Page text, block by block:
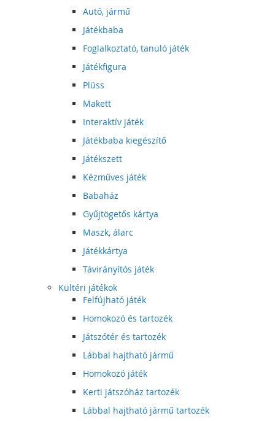
Autó, jármű
Játékbaba
Foglalkoztató, tanuló játék
Játékfigura
Plüss
Makett
Interaktív játék
Játékbaba kiegészítő
Játékszett
Kézműves játék
Babaház
Gyűjtögetős kártya
Maszk, álarc
Játékkártya
Távirányítós játék
Kültéri játékok
Felfújható játék
Homokozó és tartozék
Játszótér és tartozék
Lábbal hajtható jármű
Homokozó játék
Kerti játszóház tartozék
Lábbal hajtható jármű tartozék